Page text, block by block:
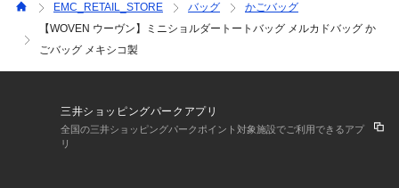
スタイリングを引き締めてくれるシックなカラーで、カジュア
ルにもモードにも合わせやすいデザインです。
■ SILVER WHITE PLAID
軽やかで洗練された雰囲気があり、コーディネートを明るく爽
やかに見せてくれます。
EMC_RETAIL_STORE バッグ
かごバッグ
【WOVEN ウーヴン】ミニショルダートートバッグ メルカドバッグ か
ごバッグ メキシコ製
三井ショッピングパークアプリ
全国の三井ショッピングパークポイント対象施設でご利用できるアプ
リ